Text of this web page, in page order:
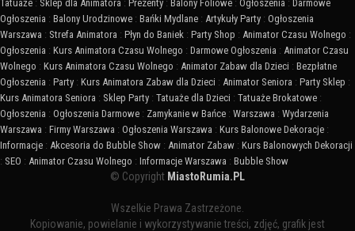
Tatuaże : Sklep dla Animatora : Prezenty : Balony Foliowe : Ogłoszenia : Darmowe
Ogłoszenia : Balony Urodzinowe : Bańki Mydlane : Artykuły Party : Ogłoszenia
Warszawa : Strefa Animatora : Płyn do Baniek : Party Shop : Animator Czasu Wolnego :
Ogłoszenia : Kurs Animatora Czasu Wolnego : Darmowe Ogłoszenia : Animator Czasu
Wolnego : Kurs Animatora Czasu Wolnego : Animator Zabaw dla Dzieci : Bezpłatne
Ogłoszenia : Party : Kurs Animatora Zabaw dla Dzieci : Animator Seniora : Party Sklep :
Kurs Animatora Seniora : Sklep Party : Tatuaże dla Dzieci : Tatuaże Brokatowe :
Ogłoszenia : Ogłoszenia Darmowe : Zamykanie w Bańce : Warszawa : Wydarzenia
Warszawa : Firmy Warszawa : Ogłoszenia Warszawa : Kurs Balonowe Dekoracje :
Informacje : Akcesoria do Bubble Show : Animator Zabaw : Kurs Balonowych Dekoracji
: SEO : Animator Czasu Wolnego : Informacje Warszawa : Bubble Show
© Copyright MiastoRumia.PL
Wszelkie Prawa Zastrzeżone.
Kopiowanie, powielanie i wykorzystywanie treści, zdjęć, grafik jest